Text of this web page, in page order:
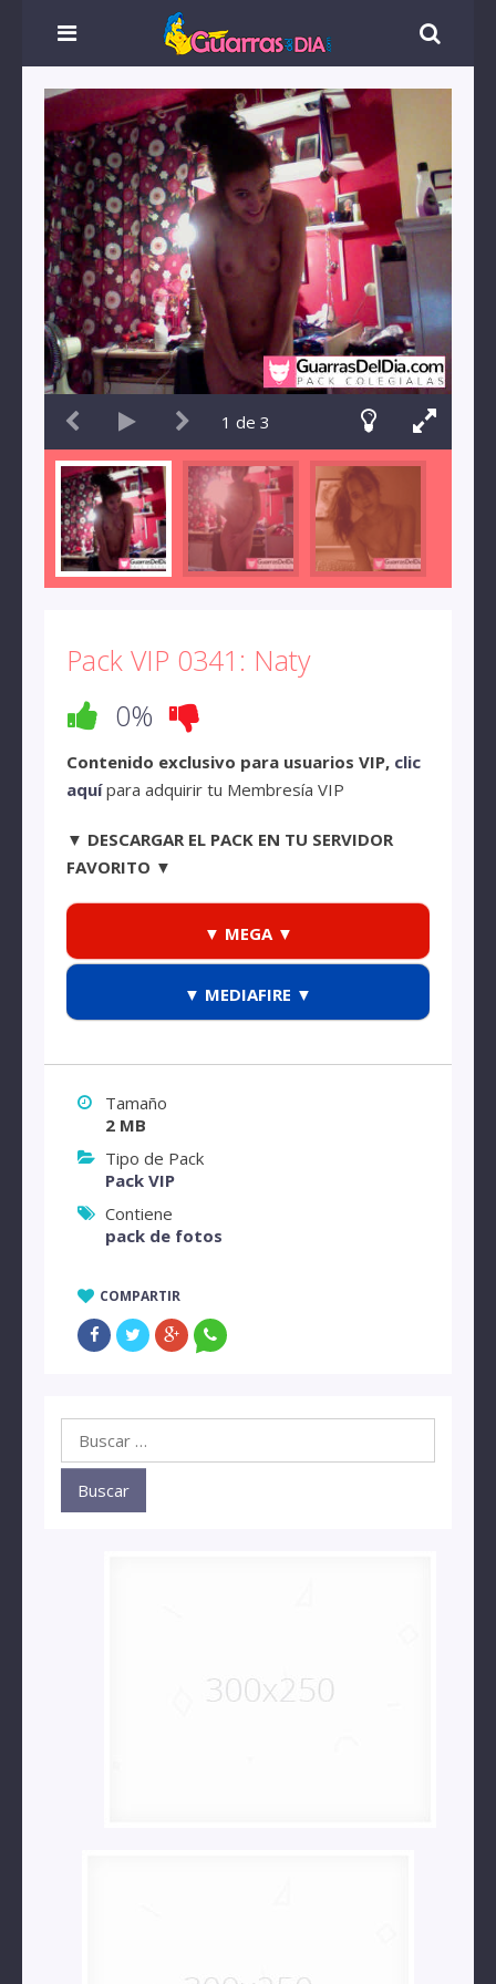
1 de 3
Pack VIP 0341: Naty
0%
Contenido exclusivo para usuarios VIP, clic
aquípara adquirir tu Membresía VIP
▼ DESCARGAR EL PACK EN TU SERVIDOR
FAVORITO ▼
▼ MEGA ▼
▼ MEDIAFIRE ▼
Tamaño
2 MB
Tipo de Pack
Pack VIP
Contiene
pack de fotos
COMPARTIR